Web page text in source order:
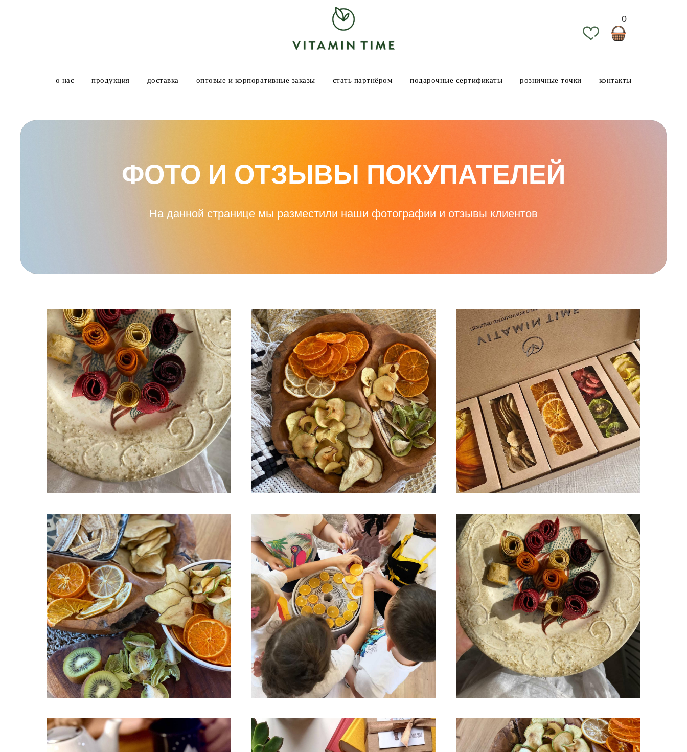
0
о нас продукция доставка оптовые и корпоративные заказы стать партнёром подарочные сертификаты розничные точки контакты
ФОТО И ОТЗЫВЫ ПОКУПАТЕЛЕЙ
На данной странице мы разместили наши фотографии и отзывы клиентов